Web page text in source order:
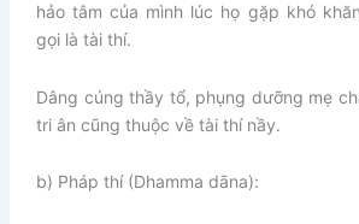
hảo tâm của mình lúc họ gặp khó
gọi là tài thí.
Dâng cúng thầy tổ, phụng dưỡng mẹ
tri ân cũng thuộc về tài thí nầy.
b) Pháp thí (Dhamma dāna):